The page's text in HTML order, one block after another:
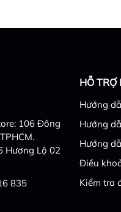
106 Đông
Hương Lộ 02
835
HỖ TRỢ
Hướng
Hướng
Hướng
Điều
Kiểm tra